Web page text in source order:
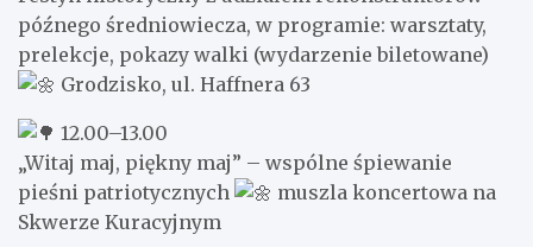
późnego średniowiecza, w programie: warsztaty,
prelekcje, pokazy walki (wydarzenie biletowane)
Grodzisko, ul. Haffnera 63
12.00–13.00
„Witaj maj, piękny maj” – wspólne śpiewanie
pieśni patriotycznych
muszla koncertowa na
Skwerze Kuracyjnym